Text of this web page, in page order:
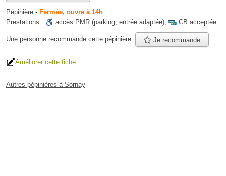
Pépinière - Fermée, ouvre à 14h
Prestations :
accès PMR (parking, entrée adaptée), CB acceptée
Une personne recommande cette pépinière. Je recommande
Améliorer cette fiche
Autres pépinières à Sornay